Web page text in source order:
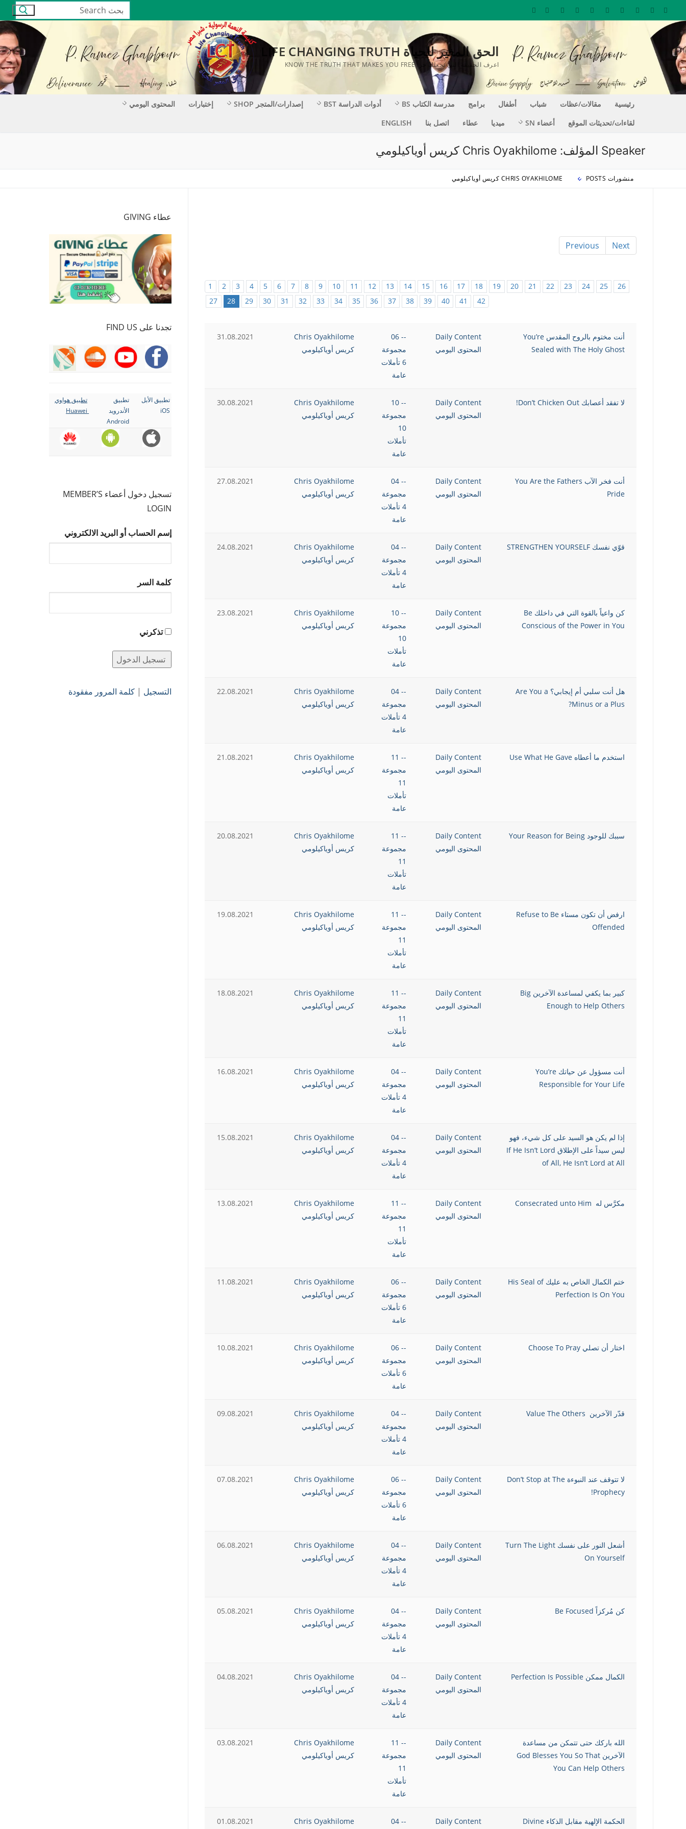
التجاوز
إلى
المحتوى
البحث
عن:
الحق المغير للحياة LIFE CHANGING TRUTH
اعرف الحقيقة التي تجعلك حراً KNOW THE TRUTH THAT MAKES YOU FREE
رئيسية مقالات/عظات شباب أطفال برامج مدرسة الكتاب BS أدوات الدراسة BST إصدارات/المتجر SHOP إختبارات
المحتوى اليومي
لقاءات/تحديثات الموقع
أعضاء SN ميديا عطاء اتصل بنا ENGLISH
Speaker المؤلف: Chris Oyakhilome كريس أوياكيلومي
منشورات POSTS CHRIS OYAKHILOME كريس أوياكيلومي
Previous Next
1 2 3 4 5 6 7 8 9 10 11 12 13 14 15 16 17 18 19 20 21 22 23 24 25
26
27
28 29 30 31 32 33 34 35 36 37 38 39 40 41 42
أنت مختوم بالروح المقدس You’re
Sealed with The Holy Ghost
Daily Content
المحتوى اليومي
-- 06
مجموعة
6 تأملات
عامة
Chris Oyakhilome
كريس أوياكيلومي
31.08.2021
لا تفقد أعصابك Don’t Chicken Out!
Daily Content
المحتوى اليومي
-- 10
مجموعة
10
تأملات
عامة
Chris Oyakhilome
كريس أوياكيلومي
30.08.2021
أنت فخر الآب You Are the Fathers
Pride
Daily Content
المحتوى اليومي
-- 04
مجموعة
4 تأملات
عامة
Chris Oyakhilome
كريس أوياكيلومي
27.08.2021
قوّي نفسك STRENGTHEN YOURSELF
Daily Content
المحتوى اليومي
-- 04
مجموعة
4 تأملات
عامة
Chris Oyakhilome
كريس أوياكيلومي
24.08.2021
كن واعياً بالقوة التي في داخلك Be
Conscious of the Power in You
Daily Content
المحتوى اليومي
-- 10
مجموعة
10
تأملات
عامة
Chris Oyakhilome
كريس أوياكيلومي
23.08.2021
هل أنت سلبي أم إيجابي؟ Are You a
Minus or a Plus?
Daily Content
المحتوى اليومي
-- 04
مجموعة
4 تأملات
عامة
Chris Oyakhilome
كريس أوياكيلومي
22.08.2021
استخدم ما أعطاه Use What He Gave
Daily Content
المحتوى اليومي
-- 11
مجموعة
11
تأملات
عامة
Chris Oyakhilome
كريس أوياكيلومي
21.08.2021
سببك للوجود Your Reason for Being
Daily Content
المحتوى اليومي
-- 11
مجموعة
11
تأملات
عامة
Chris Oyakhilome
كريس أوياكيلومي
20.08.2021
ارفض أن تكون مستاء Refuse to Be
Offended
Daily Content
المحتوى اليومي
-- 11
مجموعة
11
تأملات
عامة
Chris Oyakhilome
كريس أوياكيلومي
19.08.2021
كبير بما يكفي لمساعدة الآخرين Big
Enough to Help Others
Daily Content
المحتوى اليومي
-- 11
مجموعة
11
تأملات
عامة
Chris Oyakhilome
كريس أوياكيلومي
18.08.2021
أنت مسؤول عن حياتك You’re
Responsible for Your Life
Daily Content
المحتوى اليومي
-- 04
مجموعة
4 تأملات
عامة
Chris Oyakhilome
كريس أوياكيلومي
16.08.2021
إذا لم يكن هو السيد على كل شيء، فهو
ليس سيداً على الإطلاق If He Isn’t Lord
of All, He Isn’t Lord at All
Daily Content
المحتوى اليومي
-- 04
مجموعة
4 تأملات
عامة
Chris Oyakhilome
كريس أوياكيلومي
15.08.2021
مكرَّس له Consecrated unto Him
Daily Content
المحتوى اليومي
-- 11
مجموعة
11
تأملات
عامة
Chris Oyakhilome
كريس أوياكيلومي
13.08.2021
ختم الكمال الخاص به عليك His Seal of
Perfection Is On You
Daily Content
المحتوى اليومي
-- 06
مجموعة
6 تأملات
عامة
Chris Oyakhilome
كريس أوياكيلومي
11.08.2021
اختار أن تصلي Choose To Pray
Daily Content
المحتوى اليومي
-- 06
مجموعة
6 تأملات
عامة
Chris Oyakhilome
كريس أوياكيلومي
10.08.2021
قدّر الآخرين Value The Others
Daily Content
المحتوى اليومي
-- 04
مجموعة
4 تأملات
عامة
Chris Oyakhilome
كريس أوياكيلومي
09.08.2021
لا تتوقف عند النبوءة Don’t Stop at The
Prophecy!
Daily Content
المحتوى اليومي
-- 06
مجموعة
6 تأملات
عامة
Chris Oyakhilome
كريس أوياكيلومي
07.08.2021
أشعل النور على نفسك Turn The Light
On Yourself
Daily Content
المحتوى اليومي
-- 04
مجموعة
4 تأملات
عامة
Chris Oyakhilome
كريس أوياكيلومي
06.08.2021
كن مُركزاً Be Focused
Daily Content
المحتوى اليومي
-- 04
مجموعة
4 تأملات
عامة
Chris Oyakhilome
كريس أوياكيلومي
05.08.2021
الكمال ممكن Perfection Is Possible
Daily Content
المحتوى اليومي
-- 04
مجموعة
4 تأملات
عامة
Chris Oyakhilome
كريس أوياكيلومي
04.08.2021
الله باركك حتى تتمكن من مساعدة
الآخرين God Blesses You So That
You Can Help Others
Daily Content
المحتوى اليومي
-- 11
مجموعة
11
تأملات
عامة
Chris Oyakhilome
كريس أوياكيلومي
03.08.2021
الحكمة الإلهية مقابل الذكاء Divine Daily Content
-- 04
Chris Oyakhilome
01.08.2021
عطاء GIVING
تجدنا على FIND US
تطبيق الأبل
iOS
تطبيق
الأندرويد
Android
تطبيق هواوي
تسجيل دخول أعضاء MEMBER’S
LOGIN
إسم الحساب أو البريد الالكتروني
كلمة السر
تذكرني
التسجيل | كلمة المرور مفقودة